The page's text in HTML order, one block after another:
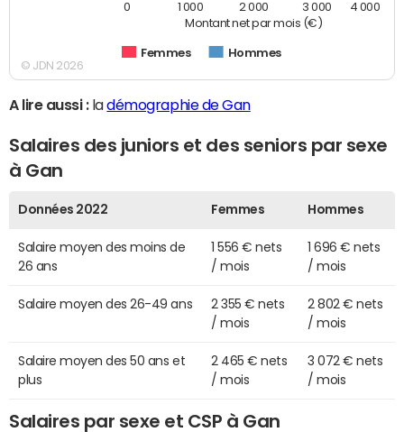
Montant net par mois (€)
Femmes Hommes
0 1 000 2 000 3 000 4 000
© JDN 2026
A lire aussi :ladémographie de Gan
Salaires des juniors et des seniors par sexe
à Gan
Données 2022 Femmes Hommes
Salaire moyen des moins de
26 ans
1 556 € nets
/ mois
1 696 € nets
/ mois
Salaire moyen des 26-49 ans
2 355 € nets
/ mois
2 802 € nets
/ mois
Salaire moyen des 50 ans et
plus
2 465 € nets
/ mois
3 072 € nets
/ mois
Salaires par sexe et CSP à Gan